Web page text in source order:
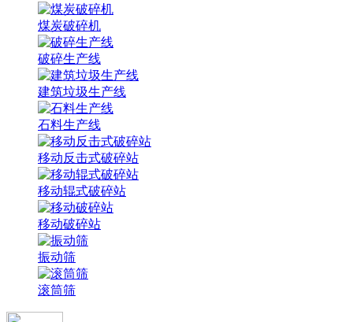
煤炭破碎机
破碎生产线
建筑垃圾生产线
石料生产线
移动反击式破碎站
移动辊式破碎站
移动破碎站
振动筛
滚筒筛